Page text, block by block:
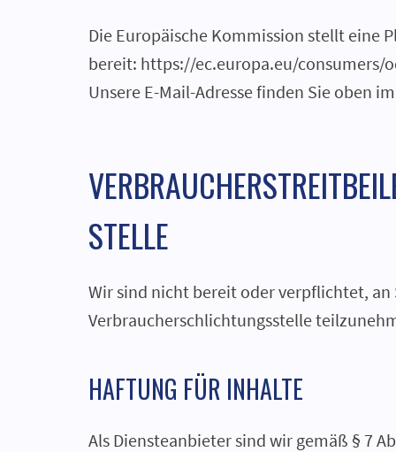
Die Europäische Kommission stellt eine
bereit: https://ec.europa.eu/consumers/
Unsere E-Mail-Adresse finden Sie oben
STELLE
Wir sind nicht bereit oder verpflichtet,
Verbraucherschlichtungsstelle
HAFTUNG FÜR INHALTE
Als Diensteanbieter sind wir gemäß § 7